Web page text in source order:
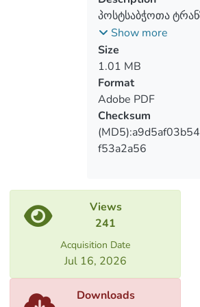
of postSoviet
nostalgia in three
triggered by the
background created at
stage, which opposes
security
component of the
nostalgic attitude
პოსტსაბჭოთა
კულტურული
პერსპექტივიდან
საბჭოთა ნოსტალგია
Show more
Size
1.01 MB
Format
Adobe PDF
Checksum
f53a2a56
Views
241
Acquisition Date
Jul 16, 2026
Downloads